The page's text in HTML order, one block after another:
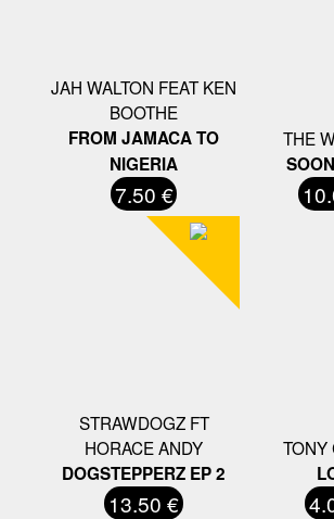
JAH WALTON FEAT KEN
BOOTHE
FROM JAMACA TO
NIGERIA
7.50 €
THE
STRAWDOGZ FT
HORACE ANDY
DOGSTEPPERZ EP 2
13.50 €
TONY